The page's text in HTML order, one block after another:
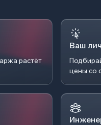
растёт
Ваш
цены со